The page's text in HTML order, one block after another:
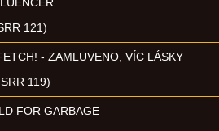
121)
- ZAMLUVENO, VÍC LÁSKY
119)
FOR GARBAGE